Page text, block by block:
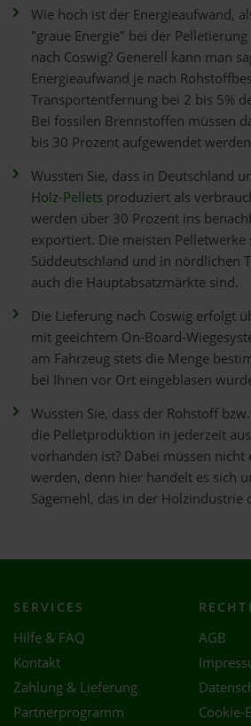
Wie hoch ist der Energieaufwand,
"graue Energie" bei der
nach Coswig? Generell kann man
Energieaufwand je nach
Transportentfernung bei 2 bis 5%
Bei fossilen Brennstoffen müssen
bis 30 Prozent aufgewendet
Wussten Sie, dass in Deutschland
Holz-Pellets produziert als
werden über 30 Prozent ins
exportiert. Die meisten Pelletwerke
Süddeutschland und in nördlichen
auch die Hauptabsatzmärkte sind.
Die Lieferung nach Coswig erfolgt
mit geeichtem On-Board-
am Fahrzeug stets die Menge
bei Ihnen vor Ort eingeblasen
Wussten Sie, dass der Rohstoff
die Pelletproduktion in jederzeit
vorhanden ist? Dabei müssen
werden, denn hier handelt es sich
Sägemehl, das in der Holzindustrie
SERVICES
Hilfe & FAQ
Kontakt
Zahlung & Lieferung
Partnerprogramm
AGB
Cookie-